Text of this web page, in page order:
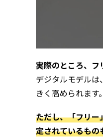
実際のところ、フ
デジタルモデル
きく高められます
ただし、「フリー
定されているもの